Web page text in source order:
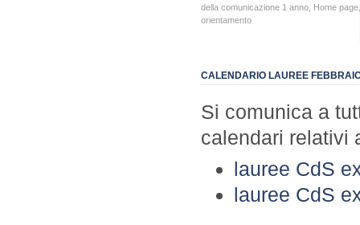
della comunicazione 1 anno Home page
orientamento
CALENDARIO LAUREE
Si comunica a
calendari relativi
lauree CdS
lauree CdS